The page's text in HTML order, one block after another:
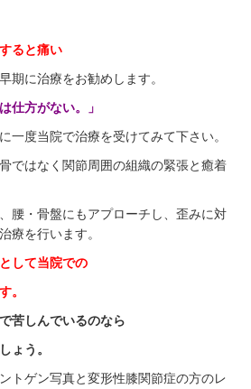
ると痛い
期に治療をお勧めします。
仕方がない。」
一度当院で治療を受けてみて下さい。
ではなく関節周囲の組織の緊張と癒着
腰・骨盤にもアプローチし、歪みに対
療を行います。
して当院での
。
苦しんでいるのなら
ょう。
トゲン写真と変形性膝関節症の方のレ